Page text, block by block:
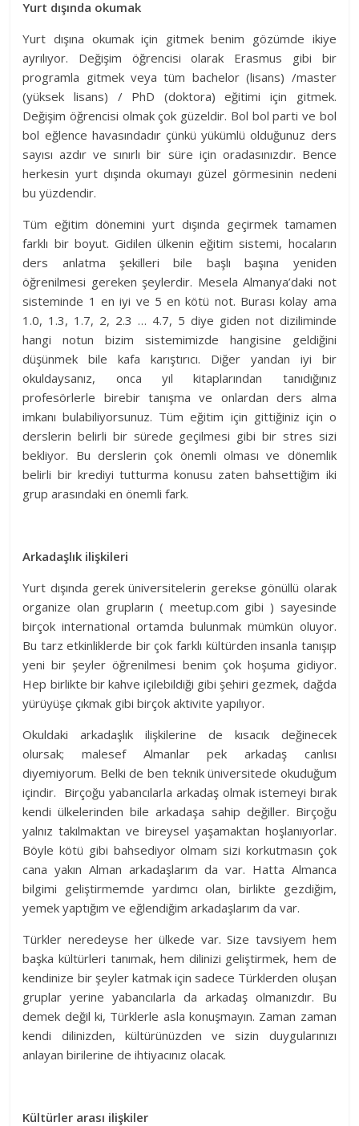
Yurt dışında okumak
Yurt dışına okumak için gitmek benim gözümde ikiye
ayrılıyor. Değişim öğrencisi olarak Erasmus gibi bir
programla gitmek veya tüm bachelor (lisans) /master
(yüksek lisans) / PhD (doktora) eğitimi için gitmek.
Değişim öğrencisi olmak çok güzeldir. Bol bol parti ve bol
bol eğlence havasındadır çünkü yükümlü olduğunuz ders
sayısı azdır ve sınırlı bir süre için oradasınızdır. Bence
herkesin yurt dışında okumayı güzel görmesinin nedeni
bu yüzdendir.
Tüm eğitim dönemini yurt dışında geçirmek tamamen
farklı bir boyut. Gidilen ülkenin eğitim sistemi, hocaların
ders anlatma şekilleri bile başlı başına yeniden
öğrenilmesi gereken şeylerdir. Mesela Almanya’daki not
sisteminde 1 en iyi ve 5 en kötü not. Burası kolay ama
1.0, 1.3, 1.7, 2, 2.3 … 4.7, 5 diye giden not diziliminde
hangi notun bizim sistemimizde hangisine geldiğini
düşünmek bile kafa karıştırıcı. Diğer yandan iyi bir
okuldaysanız, onca yıl kitaplarından tanıdığınız
profesörlerle birebir tanışma ve onlardan ders alma
imkanı bulabiliyorsunuz. Tüm eğitim için gittiğiniz için o
derslerin belirli bir sürede geçilmesi gibi bir stres sizi
bekliyor. Bu derslerin çok önemli olması ve dönemlik
belirli bir krediyi tutturma konusu zaten bahsettiğim iki
grup arasındaki en önemli fark.
Arkadaşlık ilişkileri
Yurt dışında gerek üniversitelerin gerekse gönüllü olarak
organize olan grupların ( meetup.com gibi ) sayesinde
birçok international ortamda bulunmak mümkün oluyor.
Bu tarz etkinliklerde bir çok farklı kültürden insanla tanışıp
yeni bir şeyler öğrenilmesi benim çok hoşuma gidiyor.
Hep birlikte bir kahve içilebildiği gibi şehiri gezmek, dağda
yürüyüşe çıkmak gibi birçok aktivite yapılıyor.
Okuldaki arkadaşlık ilişkilerine de kısacık değinecek
olursak; malesef Almanlar pek arkadaş canlısı
diyemiyorum. Belki de ben teknik üniversitede okuduğum
içindir. Birçoğu yabancılarla arkadaş olmak istemeyi bırak
kendi ülkelerinden bile arkadaşa sahip değiller. Birçoğu
yalnız takılmaktan ve bireysel yaşamaktan hoşlanıyorlar.
Böyle kötü gibi bahsediyor olmam sizi korkutmasın çok
cana yakın Alman arkadaşlarım da var. Hatta Almanca
bilgimi geliştirmemde yardımcı olan, birlikte gezdiğim,
yemek yaptığım ve eğlendiğim arkadaşlarım da var.
Türkler neredeyse her ülkede var. Size tavsiyem hem
başka kültürleri tanımak, hem dilinizi geliştirmek, hem de
kendinize bir şeyler katmak için sadece Türklerden oluşan
gruplar yerine yabancılarla da arkadaş olmanızdır. Bu
demek değil ki, Türklerle asla konuşmayın. Zaman zaman
kendi dilinizden, kültürünüzden ve sizin duygularınızı
anlayan birilerine de ihtiyacınız olacak.
Kültürler arası ilişkiler